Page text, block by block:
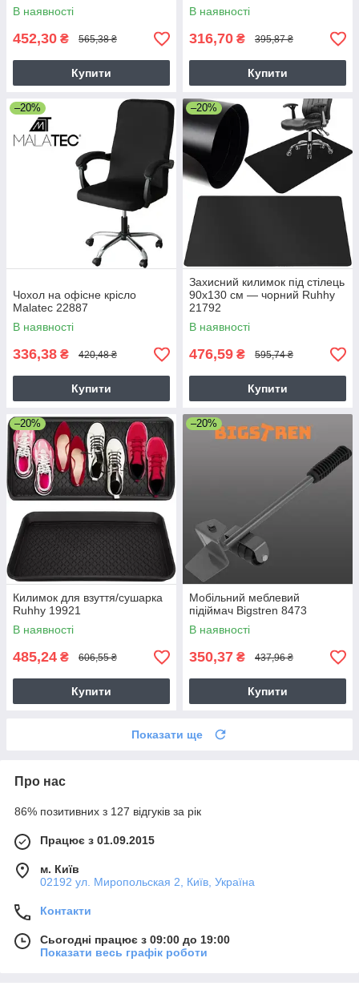
В наявності
452,30 ₴ 565,38 ₴
Купити
В наявності
316,70 ₴ 395,87 ₴
Купити
–20%
Чохол на офісне крісло
Malatec 22887
В наявності
336,38 ₴ 420,48 ₴
Купити
–20%
Захисний килимок під стілець
90х130 см — чорний Ruhhy
21792
В наявності
476,59 ₴ 595,74 ₴
Купити
–20%
Килимок для взуття/сушарка
Ruhhy 19921
В наявності
485,24 ₴ 606,55 ₴
Купити
–20%
Мобільний меблевий
підіймач Bigstren 8473
В наявності
350,37 ₴ 437,96 ₴
Купити
Показати ще
Про нас
86% позитивних з 127 відгуків за рік
Працює з 01.09.2015
м. Київ
02192 ул. Миропольская 2, Київ, Україна
Контакти
Сьогодні працює з 09:00 до 19:00
Показати весь графік роботи